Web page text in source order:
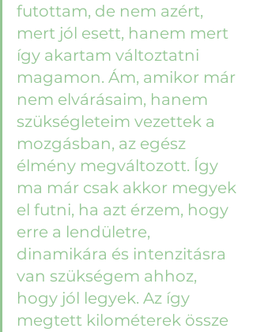
futottam, de nem azért,
mert jól esett, hanem mert
így akartam változtatni
magamon. Ám, amikor már
nem elvárásaim, hanem
szükségleteim vezettek a
mozgásban, az egész
élmény megváltozott. Így
ma már csak akkor megyek
el futni, ha azt érzem, hogy
erre a lendületre,
dinamikára és intenzitásra
van szükségem ahhoz,
hogy jól legyek. Az így
megtett kilométerek össze